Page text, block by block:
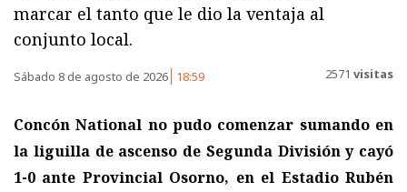
marcar el tanto que le dio la ventaja al
conjunto local.
Sábado 8 de agosto de 2026 18:59 2571 visitas
Concón National no pudo comenzar sumando en
la liguilla de ascenso de Segunda División y cayó
1-0 ante Provincial Osorno, en el Estadio Rubén